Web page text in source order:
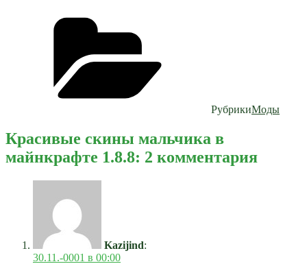
РубрикиМоды
Красивые скины мальчика в
майнкрафте 1.8.8: 2 комментария
Kazijind:
30.11.-0001 в 00:00